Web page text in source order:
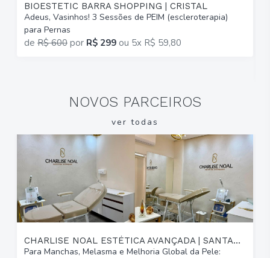
BIOESTETIC BARRA SHOPPING | CRISTAL
Adeus, Vasinhos! 3 Sessões de PEIM (escleroterapia)
para Pernas
de R$ 600 por R$ 299 ou 5x R$ 59,80
NOVOS PARCEIROS
ver todas
CHARLISE NOAL ESTÉTICA AVANÇADA | SANTANA
Para Manchas, Melasma e Melhoria Global da Pele: